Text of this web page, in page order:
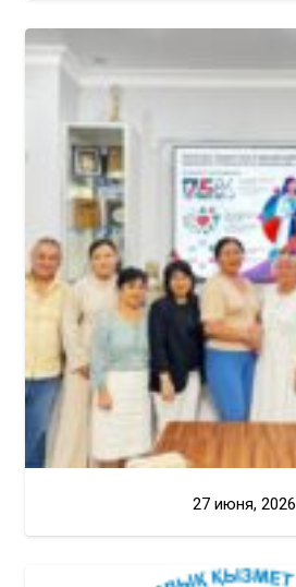
27 июня, 2026